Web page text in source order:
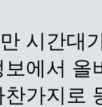
시간대
에서
가지로